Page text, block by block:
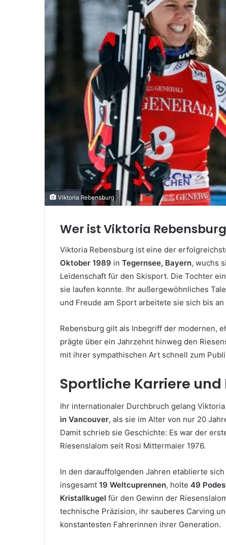
Viktoria Rebensburg
Wer ist Viktoria
Viktoria Rebensburg ist eine der
Oktober 1989 in Tegernsee, Bayern, wuchs
Leidenschaft für den Skisport. Die Tochter
sie laufen konnte. Ihr außergewöhnliches
und Freude am Sport arbeitete sie sich bis
Rebensburg gilt als Inbegriff der modernen,
prägte über ein Jahrzehnt hinweg den
mit ihrer sympathischen Art schnell zum
Sportliche Karriere und
Ihr internationaler Durchbruch gelang
in Vancouver, als sie im Alter von nur 20
Damit schrieb sie Geschichte: Es war der
Riesenslalom seit Rosi Mittermaier 1976.
In den darauffolgenden Jahren etablierte
insgesamt 19 Weltcuprennen, holte 49
Kristallkugel für den Gewinn der
technische Präzision, ihr sauberes Carving
konstantesten Fahrerinnen ihrer Generation.